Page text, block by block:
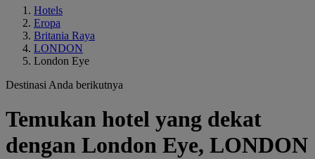
Hotels
Eropa
Britania Raya
LONDON
London Eye
Destinasi Anda berikutnya
Temukan hotel yang dekat
dengan London Eye, LONDON